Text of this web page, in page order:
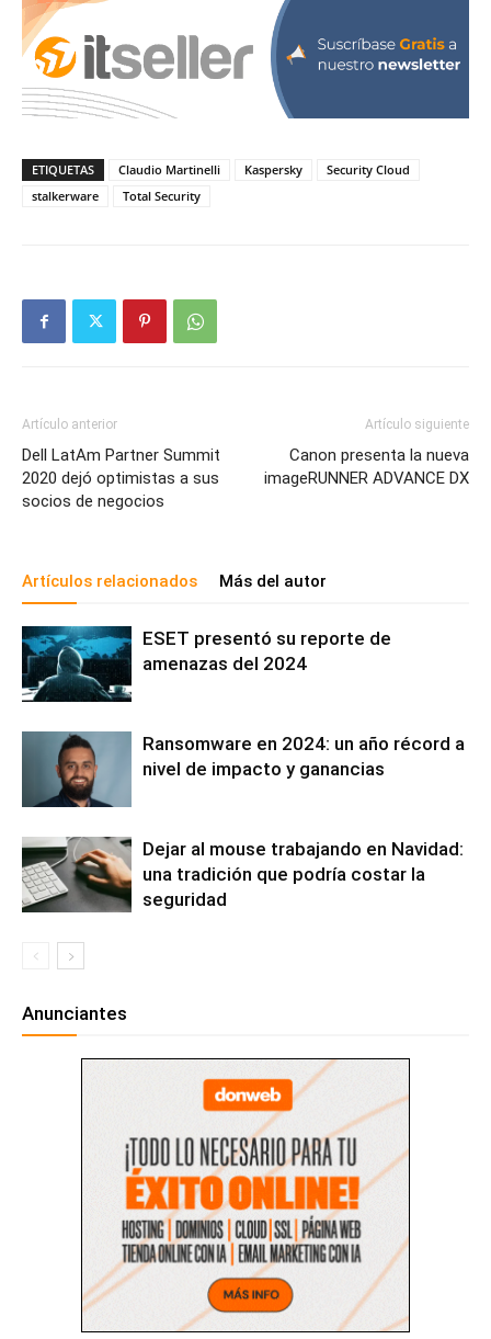
ETIQUETAS Claudio Martinelli Kaspersky
Security Cloud
stalkerware
Total Security
Artículo anterior
Dell LatAm Partner Summit
2020 dejó optimistas a sus
socios de negocios
Artículo siguiente
Canon presenta la nueva
imageRUNNER ADVANCE DX
Artículos relacionados Más del autor
ESET presentó su reporte de
amenazas del 2024
Ransomware en 2024: un año récord a
nivel de impacto y ganancias
Dejar al mouse trabajando en Navidad:
una tradición que podría costar la
seguridad
Anunciantes